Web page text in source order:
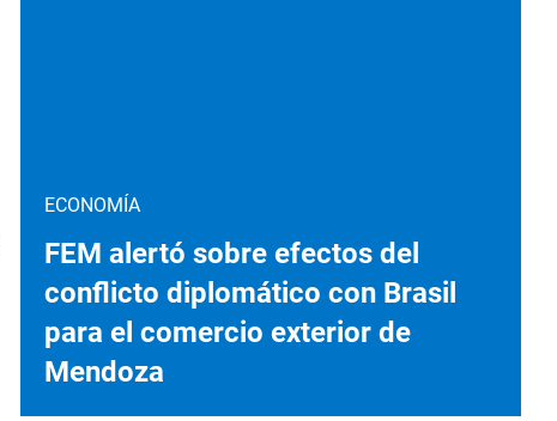
ECONOMÍA
FEM alertó sobre efectos del
conflicto diplomático con Brasil
para el comercio exterior de
Mendoza